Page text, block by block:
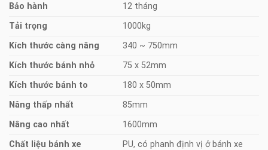
Bảo hành
12 tháng
Tải trọng
1000kg
Kích thước càng nâng
340 ~ 750mm
Kích thước bánh nhỏ
75 x 52mm
Kích thước bánh to
180 x 50mm
Nâng thấp nhất
85mm
Nâng cao nhất
1600mm
Chất liệu bánh xe
PU, có phanh định vị ở bánh xe